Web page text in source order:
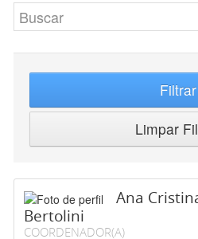
Filtrar
Limpar
Ana
Bertolini
COORDENADOR(A)